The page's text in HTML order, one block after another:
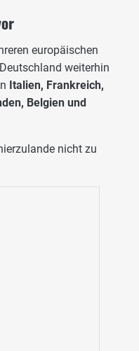
europäischen
weiterhin
Italien, Frankreich,
Belgien und
nicht zu